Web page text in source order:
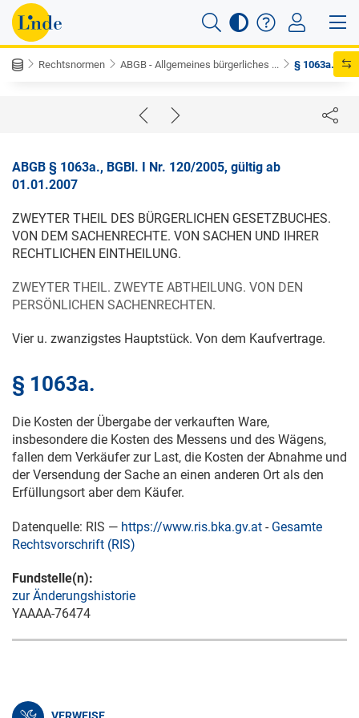
Rechtsnormen ABGB - Allgemeines bürgerliches ... § 1063a.
ABGB § 1063a., BGBl. I Nr. 120/2005, gültig ab
01.01.2007
ZWEYTER THEIL DES BÜRGERLICHEN GESETZBUCHES.
VON DEM SACHENRECHTE. VON SACHEN UND IHRER
RECHTLICHEN EINTHEILUNG.
ZWEYTER THEIL. ZWEYTE ABTHEILUNG. VON DEN
PERSÖNLICHEN SACHENRECHTEN.
Vier u. zwanzigstes Hauptstück. Von dem Kaufvertrage.
§ 1063a.
Die Kosten der Übergabe der verkauften Ware,
insbesondere die Kosten des Messens und des Wägens,
fallen dem Verkäufer zur Last, die Kosten der Abnahme und
der Versendung der Sache an einen anderen Ort als den
Erfüllungsort aber dem Käufer.
Datenquelle: RIS — https://www.ris.bka.gv.at - Gesamte
Rechtsvorschrift (RIS)
Fundstelle(n):
zur Änderungshistorie
YAAAA-76474